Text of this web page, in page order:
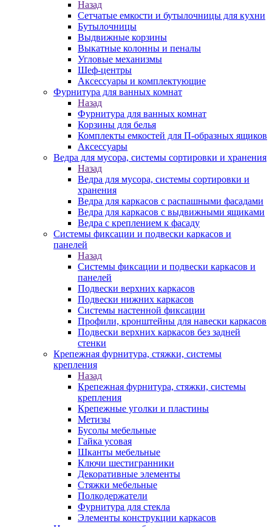
Назад
Сетчатые емкости и бутылочницы для кухни
Бутылочницы
Выдвижные корзины
Выкатные колонны и пеналы
Угловые механизмы
Шеф-центры
Аксессуары и комплектующие
Фурнитура для ванных комнат
Назад
Фурнитура для ванных комнат
Корзины для белья
Комплекты емкостей для П-образных ящиков
Аксессуары
Ведра для мусора, системы сортировки и хранения
Назад
Ведра для мусора, системы сортировки и
хранения
Ведра для каркасов с распашными фасадами
Ведра для каркасов с выдвижными ящиками
Ведра с креплением к фасаду
Системы фиксации и подвески каркасов и
панелей
Назад
Системы фиксации и подвески каркасов и
панелей
Подвески верхних каркасов
Подвески нижних каркасов
Системы настенной фиксации
Профили, кронштейны для навески каркасов
Подвески верхних каркасов без задней
стенки
Крепежная фурнитура, стяжки, системы
крепления
Назад
Крепежная фурнитура, стяжки, системы
крепления
Крепежные уголки и пластины
Метизы
Бусолы мебельные
Гайка усовая
Шканты мебельные
Ключи шестигранники
Декоративные элементы
Стяжки мебельные
Полкодержатели
Фурнитура для стекла
Элементы конструкции каркасов